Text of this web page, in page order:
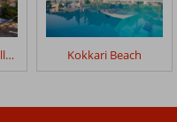
Hydrele Beach & Village Kokkari Beach